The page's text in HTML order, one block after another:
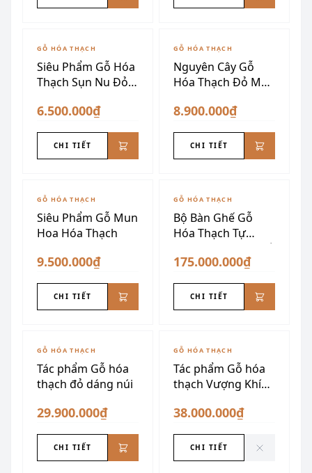
GỖ HÓA THẠCH
Siêu Phẩm Gỗ Hóa
Thạch Sụn Nu Đỏ
6.500.000₫
CHI TIẾT
GỖ HÓA THẠCH
Nguyên Cây Gỗ
Hóa Thạch Đỏ Mận
8.900.000₫
CHI TIẾT
GỖ HÓA THẠCH
Siêu Phẩm Gỗ Mun
Hoa Hóa Thạch
9.500.000₫
CHI TIẾT
GỖ HÓA THẠCH
Bộ Bàn Ghế Gỗ
Hóa Thạch Tự
Nhiên Nguyên Khối
175.000.000₫
CHI TIẾT
GỖ HÓA THẠCH
Tác phẩm Gỗ hóa
thạch đỏ dáng núi
29.900.000₫
CHI TIẾT
ĐÃ SƯU TẦM
GỖ HÓA THẠCH
Tác phẩm Gỗ hóa
thạch Vượng Khí
38.000.000₫
CHI TIẾT